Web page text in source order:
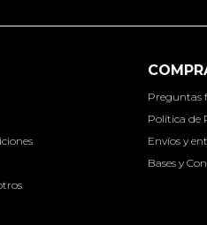
Preguntas
Política de
Envíos y
Bases y